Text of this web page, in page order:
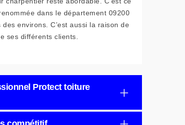
dans le département 09200
des environs. C’est aussi la raison de
ses différents clients.
Protect toiture